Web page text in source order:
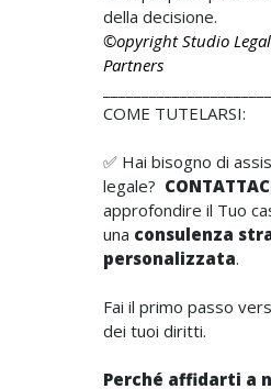
della decisione.
©opyright Studio
Partners
COME TUTELARSI:
✅ Hai bisogno di
legale?
approfondire il Tuo
una consulenza
personalizzata.
Fai il primo passo
dei tuoi diritti.
Perché affidarti a